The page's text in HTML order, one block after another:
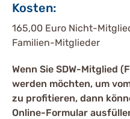
Kosten:
165,00 Euro Nicht-
Familien-Mitglieder
Wenn Sie SDW-Mitglied
werden möchten, um
zu profitieren, dann
Online-Formular